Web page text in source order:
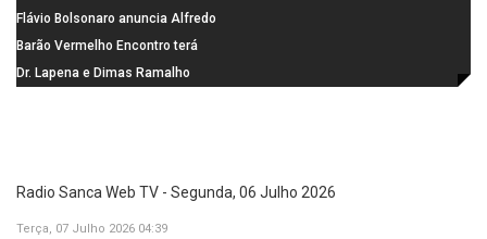
campeonato Estadual
científica da FAPESP
Flávio Bolsonaro anuncia Alfredo
Gaspar, relator da comissão do
INSS, como vice
Barão Vermelho Encontro terá
data extra em Belo Horizonte
Dr. Lapena e Dimas Ramalho
Radio Sanca Web TV - Segunda, 06 Julho 2026
Terça, 07 Julho 2026 04:39